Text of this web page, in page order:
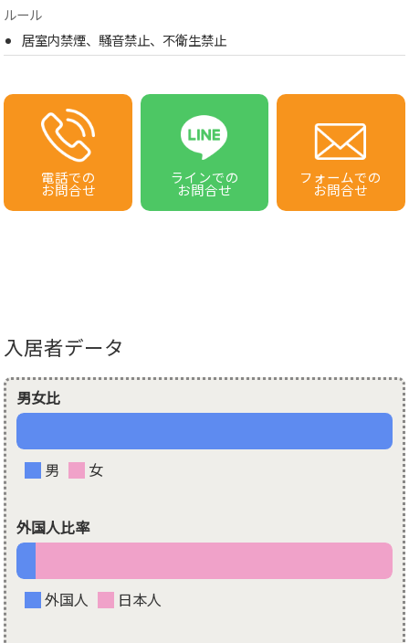
ルール
居室内禁煙、騒音禁止、不衛生禁止
電話での
お問合せ
ラインでの
お問合せ
フォームでの
お問合せ
入居者データ
男女比
男 女
外国人比率
外国人 日本人